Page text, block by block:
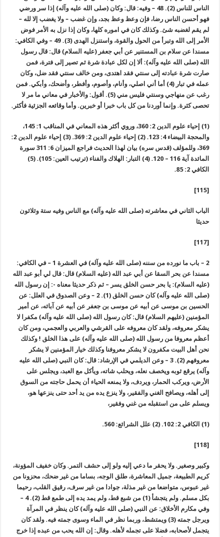
الناس للناس (2). 48 – وفيه: قال: وكان (صلى الله عليه وآله) إذا سر ورضي
فهو أحسن الناس رضا، فإن وعظ وعظ بجد، وإن غضب – ولا يغضب إلا لله –
لم يقم لغضبه شئ. وكذلك كان في اموره كلها، وكان إذا نزل به الأمر فوض
الأمر إلى الله وتبرأ من الحول والقوة، واستنزل الهدى (3). 49 – وفي الكافي:
مسندا عن سلام بن المستنير عن أبي جعفر (عليه السلام) قال: قال رسول
الله (صلى الله عليه وآله): ألا إن لكل عبادة شرة ثم تصير إلى فترة، فمن
صارت شرة عبادته إلى سنتي فقد اهتدى، ومن خالف سنتي فقد ضل، وكان
عمله في تبار (4) أما أني اصلي، وأنام، وأصوم، وأفطر، وأضحك، وأبكي. فمن
رغب عن منهاجي وسنتي فليس مني (5). أقول: والأخبار في معاني ما مر لا
تحصى كثرة. وإنما أوردنا من كل باب خبرا أو خبرين. وأما وقائعه الجزئية فأكثر.
(1) إحياء علوم الدين 2: 360، وروي أكثر هذه المعاني في المناقب 1: 145،
والمحجة البيضاء 4: 123. (2) إحياء علوم الدين 2: 369. (3) إحياء علوم الدين 2:
369، وللمؤلف (قدس سره) بيان لهذا الحديث فراجع الميزان 6: 311 سورة
المائدة آية 116 – 120. (4) التبار: الهلاك والفناء (ترتيب العين: 105). (5)
الكافي 2: 85.
[115]
الباب الثاني في معاشرته (صلى الله عليه وآله) مع الناس وفيه ستة وثلاثون
حديثا
[117]
2 – باب ما نورده من سننه (صلى الله عليه وآله) في العشرة 1 – في الكافي:
مسندا عن بحر السقا عن أبي عبد الله (عليه السلام) قال: قال لي أبو عبد الله
(عليه السلام): يا بحر حسن الخلق يسر – ثم ذكر حديثا معناه -: إن رسول الله
(صلى الله عليه وآله) كان حسن الخلق (1). 2 – وعن الصدوق في العلل: عن
الحسين بن موسى عن أبيه عن موسى بن جعفر عن أبيه عن آبائه، عن أمير
المؤمنين (عليهم السلام) قال: كان رسول الله (صلى الله عليه وآله) مكفرا لا
يشكر معروفه، ولقد كان معروفه على القرشي والعربي والعجمي، ومن كان
أعظم معروفا من رسول الله (صلى الله عليه وآله) على هذا الخلق ! وكذلك
نحن أهل البيت مكفرون لا يشكر معروفنا وكذلك خيار المؤمنين لا يشكر
معروفهم (2). 3 – وعن الديلمي في الإرشاد: قال: كان النبي (صلى الله عليه
وآله) يرقع ثوبه ويخصف نعله، ويحلب شاته، ويأكل مع العبد، ويجلس على
الأرض، ويركب الحمار، ويردف، ولا يمنعه الحياء أن يحمل حاجته من السوق
إلى أهله، ويصافح الغني والفقير، ولا ينزع يده من يد أحد حتى ينزعها هو،
ويسلم على من استقبله من غني وفقير،
(1) الكافي 2: 102. (2) علل الشرائع: 560.
[118]
وكبير وصغير. ولا يحقر ما دعي إليه ولو إلى حشف التمر. وكان خفيف المؤونة،
كريم الطبيعة، جميل المعاشرة، طلق الوجه، بساما من غير ضحك، محزونا من
غير عبوس، متواضعا من غير مذلة، جوادا من غير سرف، رقيق القلب، رحيما
بكل مسلم. ولم يتجشأ (1) من شبع قط، ولم يمد يده إلى طمع قط (2). 4 –
وفي مكارم الأخلاق: عن النبي (صلى الله عليه وآله) كان ينظر في المرآة
ويرجل جمته (3) ويمتشط، وربما نظر في الماء وسوى جمته فيه. ولقد كان
يتجمل لأصحابه، فضلا على تجمله لأهله. وقال: إن الله يحب من عبده إذا خرج